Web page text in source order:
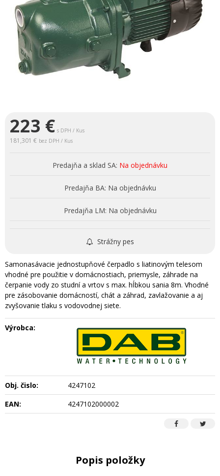
223 € s DPH / Kus
181,301 € bez DPH / Kus
Predajňa a sklad SA: Na objednávku
Predajňa BA: Na objednávku
Predajňa LM: Na objednávku
Strážny pes
Samonasávacie jednostupňové čerpadlo s liatinovým telesom
vhodné pre použitie v domácnostiach, priemysle, záhrade na
čerpanie vody zo studní a vrtov s max. hĺbkou sania 8m. Vhodné
pre zásobovanie domácností, chát a záhrad, zavlažovanie a aj
zvyšovanie tlaku s vodovodnej siete.
Výrobca:
Obj. čislo:
4247102
EAN:
4247102000002
Popis položky